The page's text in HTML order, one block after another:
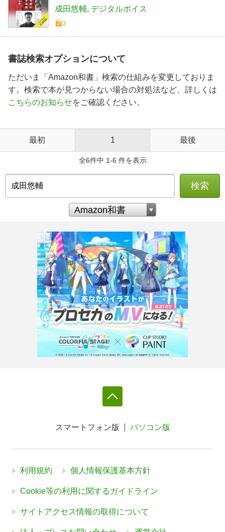
成田悠輔 デジタルボイス
2
書誌検索オプションについて
ただいま「Amazon和書」検索の仕組みを変更しておりま
す。検索で本が見つからない場合の対処法など、詳しくは
こちらのお知らせをご確認ください。
最初 1 最後
全6件中 1-6 件を表示
検索
スマートフォン版 パソコン版
利用規約 個人情報保護基本方針
Cookie等の利用に関するガイドライン
サイトアクセス情報の取得について